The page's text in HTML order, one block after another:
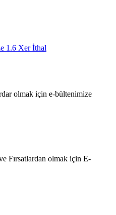
1.6 Xer İthal
olmak için e-bültenimize
Fırsatlardan olmak için E-